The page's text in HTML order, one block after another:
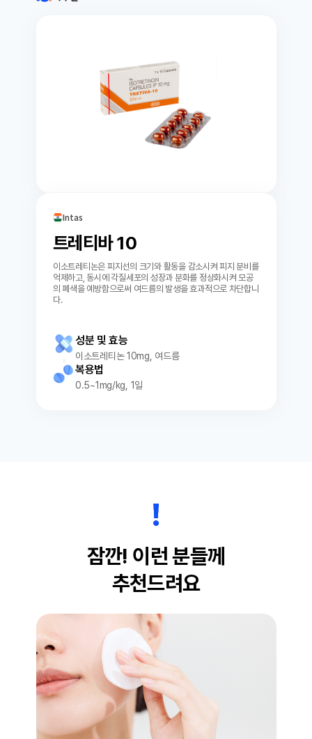
Intas
트레티바 10
이소트레티논은 피지선의 크기와 활동을 감소시켜 피지 분비를
억제하고, 동시에 각질세포의 성장과 분화를 정상화시켜 모공
의 폐색을 예방함으로써 여드름의 발생을 효과적으로 차단합니
다.
성분 및 효능
이소트레티논 10mg, 여드름
복용법
0.5~1mg/kg, 1일
잠깐! 이런 분들께
추천드려요